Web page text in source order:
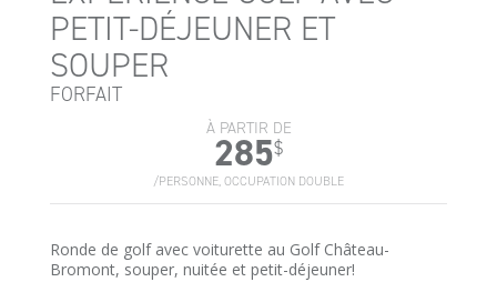
PETIT-DÉJEUNER ET
SOUPER
FORFAIT
À PARTIR DE
285$
/PERSONNE, OCCUPATION DOUBLE
Ronde de golf avec voiturette au Golf Château-
Bromont, souper, nuitée et petit-déjeuner!